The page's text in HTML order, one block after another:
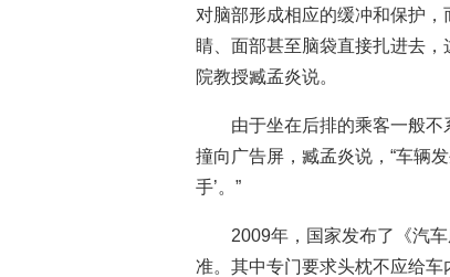
对脑部形成相应的缓冲和保护
睛、面部甚至脑袋直接扎进去
院教授臧孟炎说。
由于坐在后排的乘客一般
撞向广告屏，臧孟炎说，“车辆
手’。”
2009年，国家发布了《汽
准。其中专门要求头枕不应给